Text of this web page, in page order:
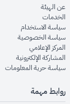
عن الهيئةnew window
الخدماتnew window
سياسة الاستخدام
سياسة الخصوصية
المركز الإعلاميwindow
المشاركة الإلكترونية
سياسة حرية المعلومات
روابط مهمة